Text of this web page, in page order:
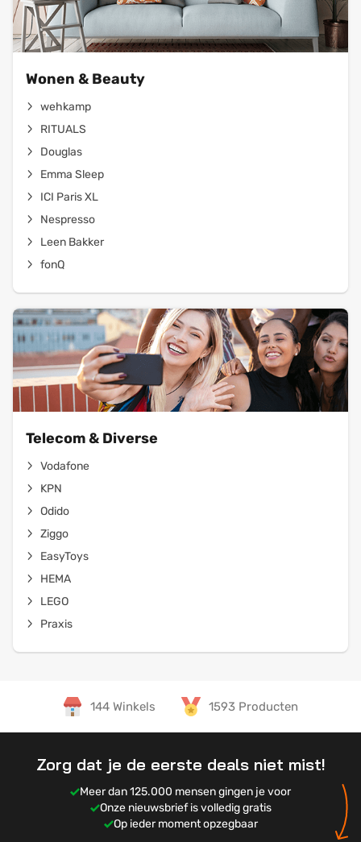
Wonen & Beauty
wehkamp
RITUALS
Douglas
Emma Sleep
ICI Paris XL
Nespresso
Leen Bakker
fonQ
Telecom & Diverse
Vodafone
KPN
Odido
Ziggo
EasyToys
HEMA
LEGO
Praxis
144 Winkels 1593 Producten
Zorg dat je de eerste deals niet mist!
Meer dan 125.000 mensen gingen je voor
Onze nieuwsbrief is volledig gratis
Op ieder moment opzegbaar